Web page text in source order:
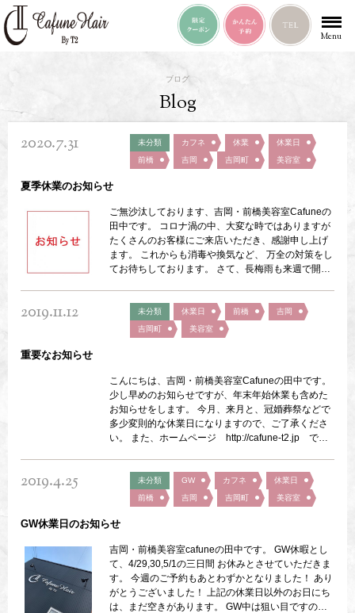
Menu
ブログ
Blog
2020.7.31 未分類 カフネ 休業
休業日
前橋
吉岡 吉岡町 美容室
夏季休業のお知らせ
ご無沙汰しております、吉岡・前橋美容室Cafuneの
田中です。 コロナ渦の中、大変な時ではありますが
たくさんのお客様にご来店いただき、感謝申し上げ
ます。 これからも消毒や換気など、 万全の対策をし
てお待ちしております。 さて、長梅雨も来週で開け
４日からの営業となりますので、 何卒、宜しくお願
い致します。
2019.11.12 未分類 休業日 前橋
吉岡
吉岡町
美容室
重要なお知らせ
こんにちは、吉岡・前橋美容室Cafuneの田中です。
少し早めのお知らせですが、年末年始休業も含めた
お知らせをします。 今月、来月と、冠婚葬祭などで
多少変則的な休業日になりますので、ご了承くださ
い。 また、ホームページ http://cafune-t2.jp でも
～）,17,18,23（12時～）,25日です。 来月（12月）
の休業日は 1,2,3,9,15,16,21（13時まで）,23,31日で
す。 なお、年末年始の休業日は 12/31～1/3ま […]
2019.4.25 未分類 GW カフネ
休業日
前橋
吉岡 吉岡町 美容室
GW休業日のお知らせ
吉岡・前橋美容室cafuneの田中です。 GW休暇とし
て、4/29,30,5/1の三日間 お休みとさせていただきま
す。 今週のご予約もあとわずかとなりました！ あり
がとうございました！ 上記の休業日以外のお日にち
は、まだ空きがあります。 GW中は狙い目ですの